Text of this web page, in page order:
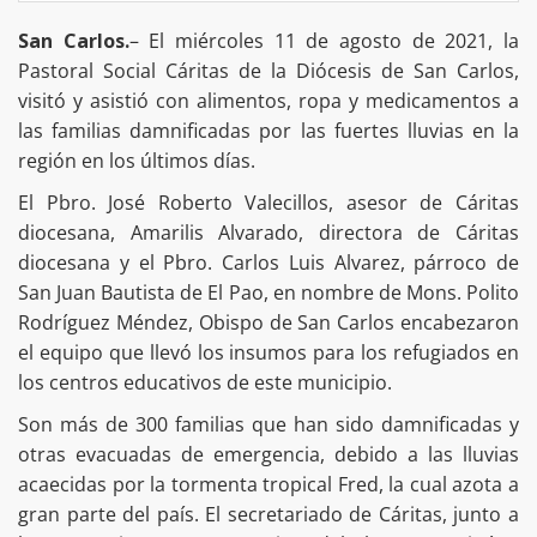
San Carlos.– El miércoles 11 de agosto de 2021, la
Pastoral Social Cáritas de la Diócesis de San Carlos,
visitó y asistió con alimentos, ropa y medicamentos a
las familias damnificadas por las fuertes lluvias en la
región en los últimos días.
El Pbro. José Roberto Valecillos, asesor de Cáritas
diocesana, Amarilis Alvarado, directora de Cáritas
diocesana y el Pbro. Carlos Luis Alvarez, párroco de
San Juan Bautista de El Pao, en nombre de Mons. Polito
Rodríguez Méndez, Obispo de San Carlos encabezaron
el equipo que llevó los insumos para los refugiados en
los centros educativos de este municipio.
Son más de 300 familias que han sido damnificadas y
otras evacuadas de emergencia, debido a las lluvias
acaecidas por la tormenta tropical Fred, la cual azota a
gran parte del país. El secretariado de Cáritas, junto a